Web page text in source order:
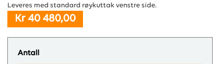
Leveres med standard røykuttak venstre side.
Kr 40 480,00
Antall